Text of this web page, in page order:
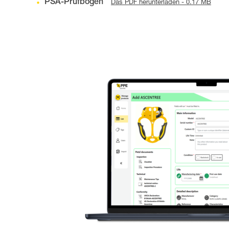
PSA-Prüfbogen Das PDF herunterladen - 0.17 MB